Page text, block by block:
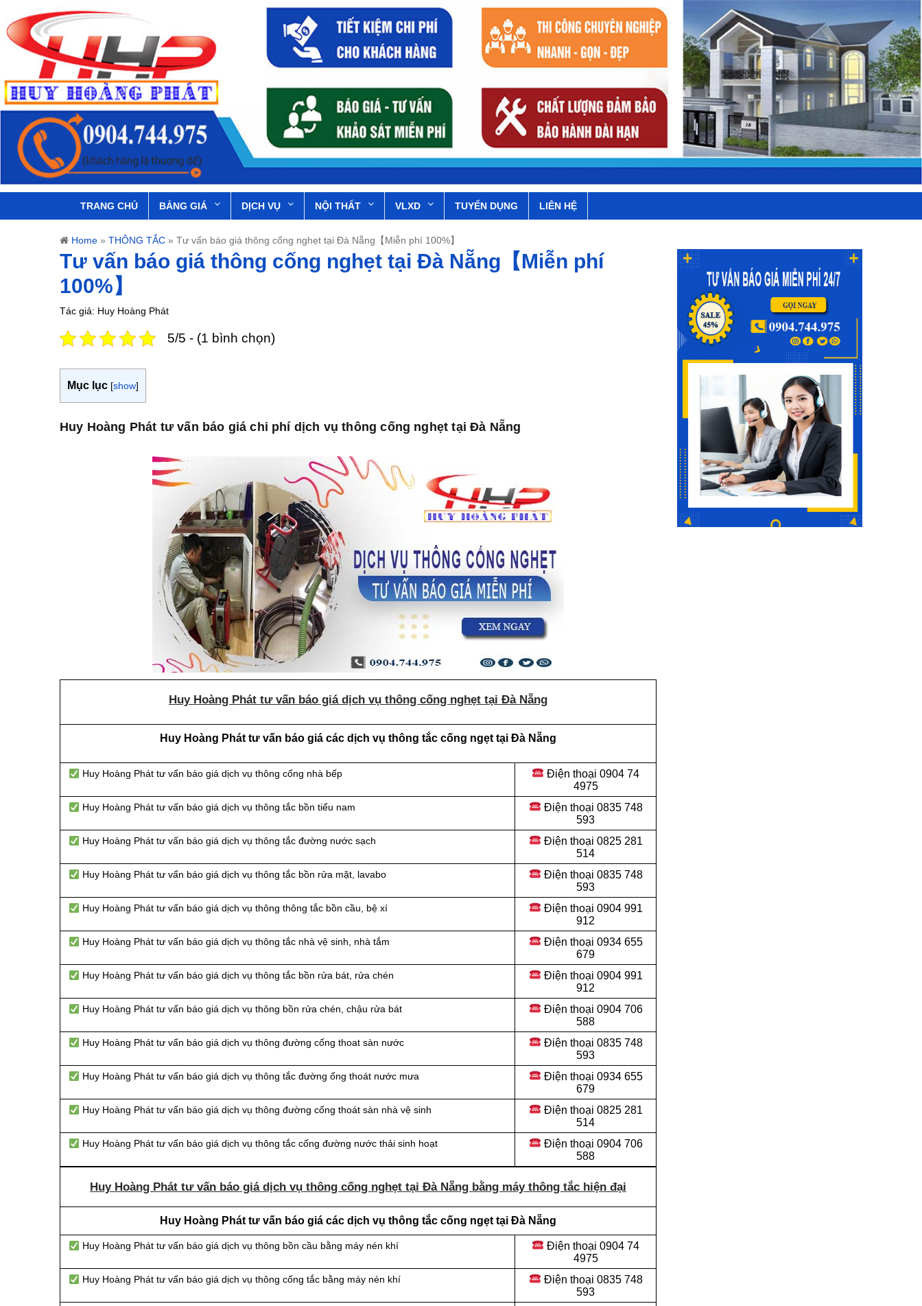
TRANG CHỦ BẢNG GIÁ DỊCH VỤ NỘI THẤT VLXD TUYỂN DỤNG LIÊN HỆ
Home » THÔNG TẮC » Tư vấn báo giá thông cống nghẹt tại Đà Nẵng【Miễn phí 100%】
Tư vấn báo giá thông cống nghẹt tại Đà Nẵng【Miễn phí
100%】
Tác giả: Huy Hoàng Phát
5/5 - (1 bình chọn)
Mục lục [show]
Huy Hoàng Phát tư vấn báo giá chi phí dịch vụ thông cống nghẹt tại Đà Nẵng
Huy Hoàng Phát tư vấn báo giá dịch vụ thông cống nghẹt tại Đà Nẵng
Huy Hoàng Phát tư vấn báo giá các dịch vụ thông tắc cống ngẹt tại Đà Nẵng
Huy Hoàng Phát tư vấn báo giá dịch vụ thông cống nhà bếp Điện thoại 0904 74
4975
Huy Hoàng Phát tư vấn báo giá dịch vụ thông tắc bồn tiểu nam Điện thoại 0835 748
593
Huy Hoàng Phát tư vấn báo giá dịch vụ thông tắc đường nước sạch Điện thoại 0825 281
514
Huy Hoàng Phát tư vấn báo giá dịch vụ thông tắc bồn rửa mặt, lavabo Điện thoại 0835 748
593
Huy Hoàng Phát tư vấn báo giá dịch vụ thông thông tắc bồn cầu, bệ xí Điện thoại 0904 991
912
Huy Hoàng Phát tư vấn báo giá dịch vụ thông tắc nhà vệ sinh, nhà tắm
Điện thoại 0934 655
679
Huy Hoàng Phát tư vấn báo giá dịch vụ thông tắc bồn rửa bát, rửa chén
Điện thoại 0904 991
912
Huy Hoàng Phát tư vấn báo giá dịch vụ thông bồn rửa chén, chậu rửa bát Điện thoại 0904 706
588
Huy Hoàng Phát tư vấn báo giá dịch vụ thông đường cống thoat sàn nước Điện thoại 0835 748
593
Huy Hoàng Phát tư vấn báo giá dịch vụ thông tắc đường ống thoát nước mưa Điện thoại 0934 655
679
Huy Hoàng Phát tư vấn báo giá dịch vụ thông đường cống thoát sàn nhà vệ sinh Điện thoại 0825 281
514
Huy Hoàng Phát tư vấn báo giá dịch vụ thông tắc cống đường nước thải sinh hoạt Điện thoại 0904 706
588
Huy Hoàng Phát tư vấn báo giá dịch vụ thông cống nghẹt tại Đà Nẵng bằng máy thông tắc hiện đại
Huy Hoàng Phát tư vấn báo giá các dịch vụ thông tắc cống ngẹt tại Đà Nẵng
Huy Hoàng Phát tư vấn báo giá dịch vụ thông bồn cầu bằng máy nén khí Điện thoại 0904 74
4975
Huy Hoàng Phát tư vấn báo giá dịch vụ thông cống tắc bằng máy nén khí Điện thoại 0835 748
593